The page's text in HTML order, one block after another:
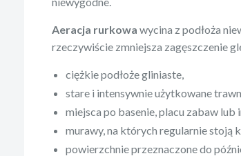
Aeracja rurkowa wycina z podłoża
rzeczywiście zmniejsza zagęszczenie
ciężkie podłoże gliniaste,
stare i intensywnie użytkowane
miejsca po basenie, placu zabaw
murawy, na których regularnie stoją
powierzchnie przeznaczone do